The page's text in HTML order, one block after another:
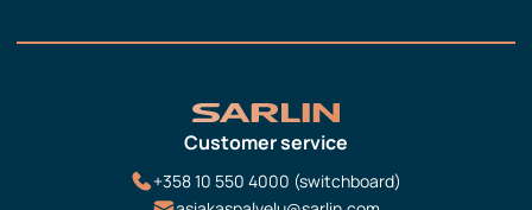
Customer service
+358 10 550 4000 (switchboard)